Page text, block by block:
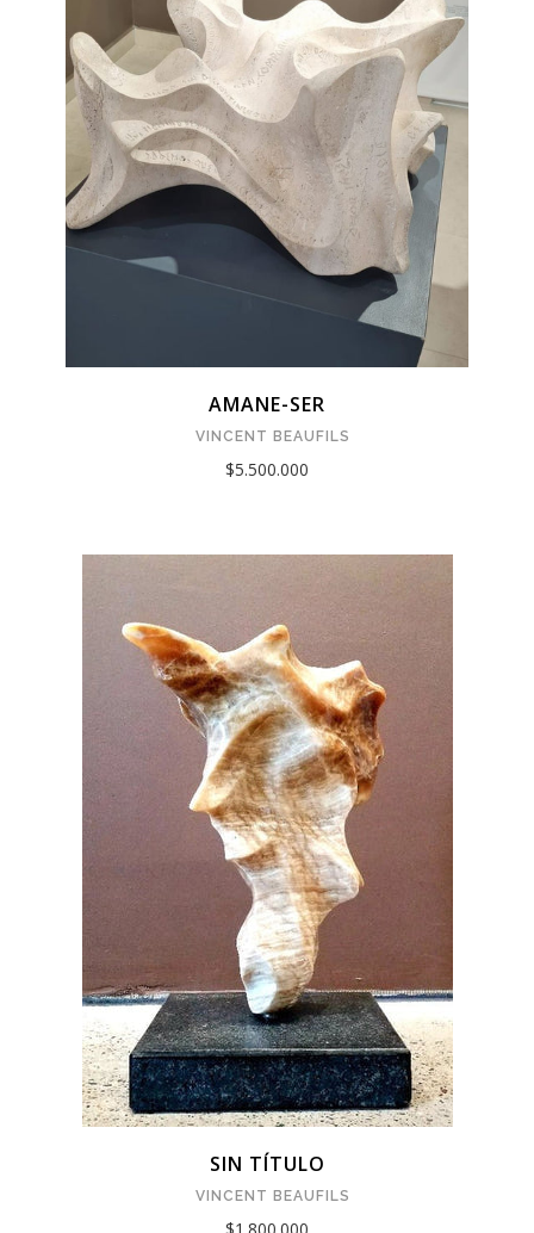
AMANE-SER
VINCENT BEAUFILS
$5.500.000
SIN TÍTULO
VINCENT BEAUFILS